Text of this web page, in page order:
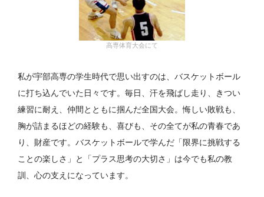
高専体育大会にて
私が宇部高専の学生時代で思い出すのは、バスケットボール
に打ち込んでいた日々です。毎日、汗を飛ばし走り、きつい
練習に耐え、仲間とともに掴んだ全国大会。悔しい敗戦も、
胸が詰まるほどの経験も、喜びも、その全てが私の青春であ
り、財産です。バスケットボールで学んだ「限界に挑戦する
ことの楽しさ」と「プラス思考の大切さ」は今でも私の教
訓、心の支えになっています。